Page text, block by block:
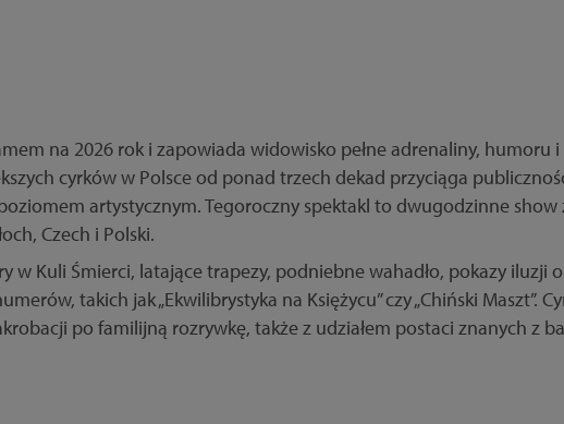
na 2026 rok i zapowiada widowisko pełne adrenaliny, humoru
cyrków w Polsce od ponad trzech dekad przyciąga
artystycznym. Tegoroczny spektakl to dwugodzinne show
Czech i Polski.
w Kuli Śmierci, latające trapezy, podniebne wahadło, pokazy iluzji
takich jak „Ekwilibrystyka na Księżycu” czy „Chiński Maszt”.
po familijną rozrywkę, także z udziałem postaci znanych z